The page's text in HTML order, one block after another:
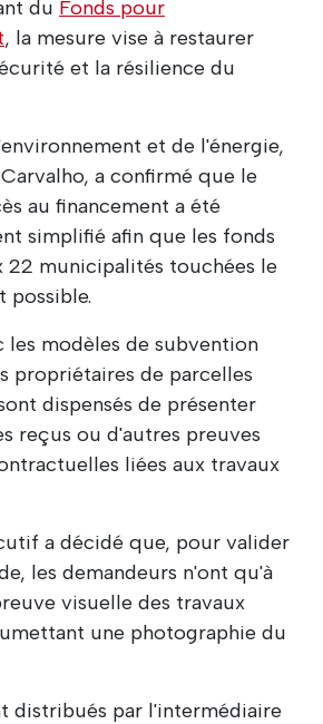
du Fonds pour
, la mesure vise à restaurer
et la résilience du
et de l'énergie,
a confirmé que le
au financement a été
simplifié afin que les fonds
22 municipalités touchées le
possible.
les modèles de subvention
propriétaires de parcelles
dispensés de présenter
reçus ou d'autres preuves
liées aux travaux
a décidé que, pour valider
les demandeurs n'ont qu'à
visuelle des travaux
une photographie du
distribués par l'intermédiaire